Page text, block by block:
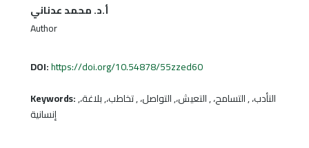
أ.د. محمد عدناني
Author
DOI:https://doi.org/10.54878/55zzed60
Keywords:التأدب، , التسامح، , التعيش،, التواصل، , تخاطب،, بلاغة،,
إنسانية